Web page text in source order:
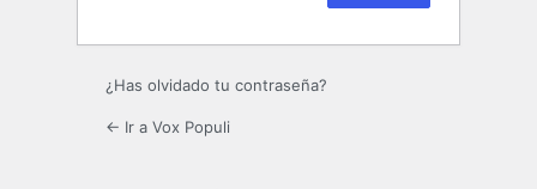
¿Has olvidado tu contraseña?
← Ir a Vox Populi